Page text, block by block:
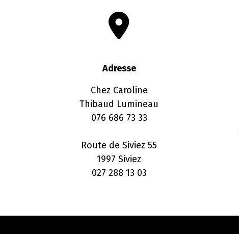
Adresse
Chez Caroline
Thibaud Lumineau
076 686 73 33
Route de Siviez 55
1997 Siviez
027 288 13 03